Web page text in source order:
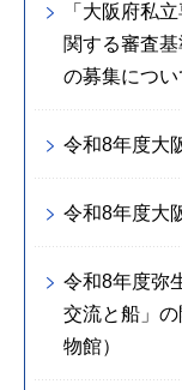
「大阪府私
関する審査
の募集につい
令和8年度大
令和8年度大
令和8年度弥
交流と船」
物館）